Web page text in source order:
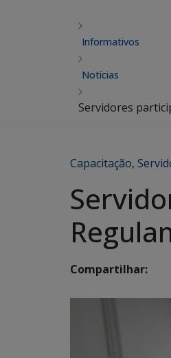
Informativos
Notícias
Servidores
Capacitação,
Compartilhar: